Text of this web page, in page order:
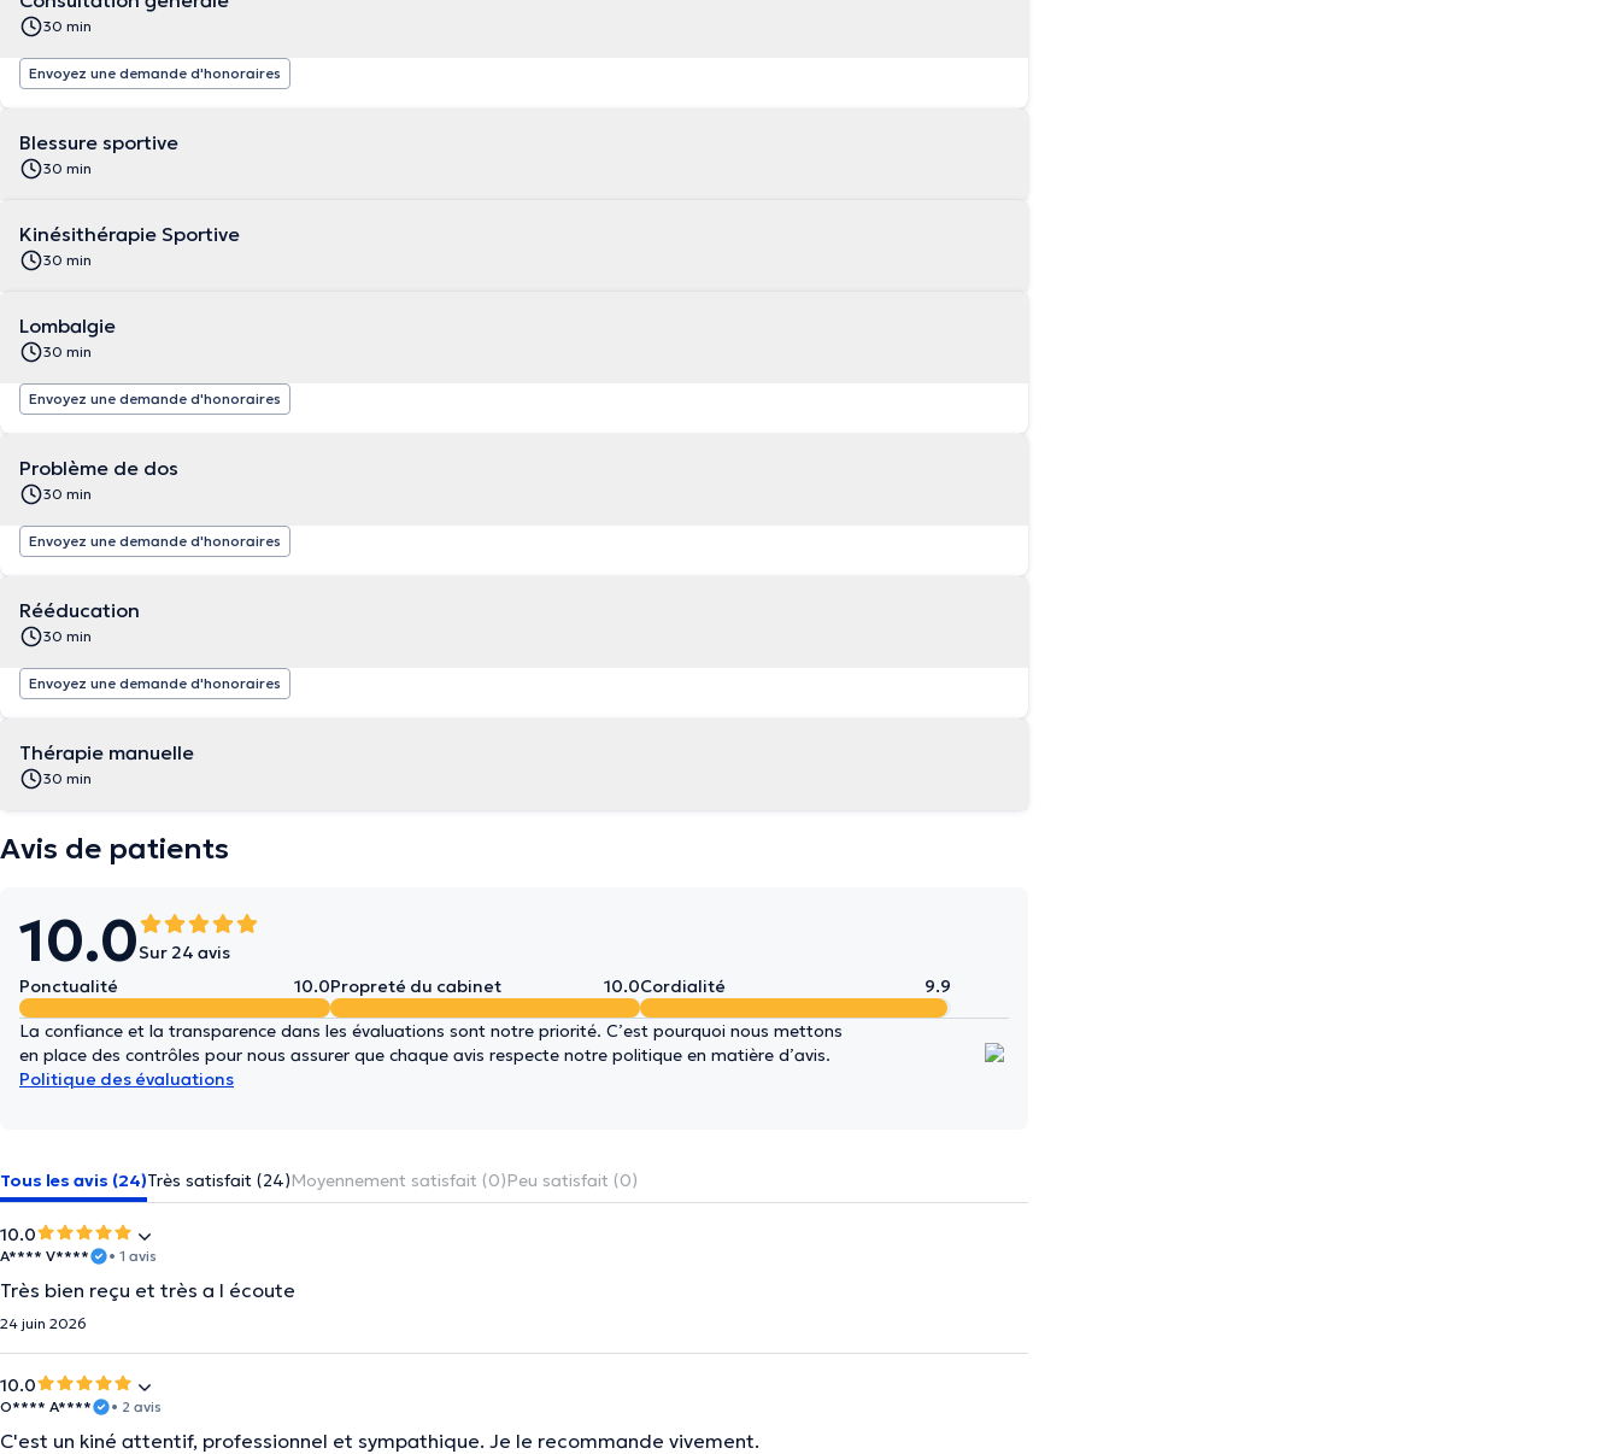
30 min
Envoyez une demande d'honoraires
Blessure sportive
30 min
Kinésithérapie Sportive
30 min
Lombalgie
30 min
Envoyez une demande d'honoraires
Problème de dos
30 min
Envoyez une demande d'honoraires
Rééducation
30 min
Envoyez une demande d'honoraires
Thérapie manuelle
30 min
Avis de patients
10.0Sur 24 avis
Ponctualité
10.0Propreté du cabinet 10.0Cordialité 9.9
La confiance et la transparence dans les évaluations sont notre priorité. C’est pourquoi nous mettons
en place des contrôles pour nous assurer que chaque avis respecte notre politique en matière d’avis.
Politique des évaluations
Tous les avis (24)Très satisfait (24)Moyennement satisfait (0)Peu satisfait (0)
10.0
A**** V**** • 1 avis
Très bien reçu et très a l écoute
24 juin 2026
10.0
O**** A**** • 2 avis
C'est un kiné attentif, professionnel et sympathique. Je le recommande vivement.